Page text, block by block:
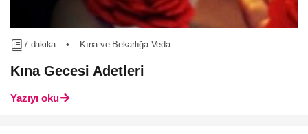
7 dakika • Kına ve Bekarlığa Veda
Kına Gecesi Adetleri
Yazıyı oku